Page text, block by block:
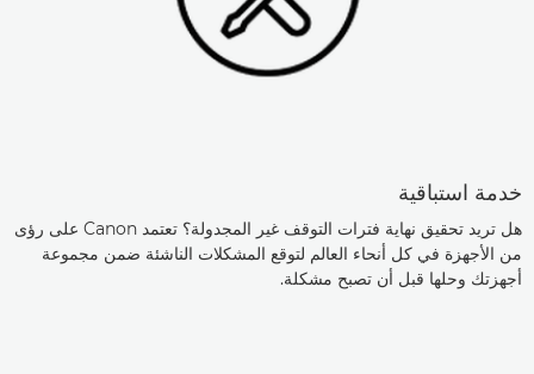
خدمة استباقية
هل تريد تحقيق نهاية فترات التوقف غير المجدولة؟ تعتمد Canon على رؤى
من الأجهزة في كل أنحاء العالم لتوقع المشكلات الناشئة ضمن مجموعة
أجهزتك وحلها قبل أن تصبح مشكلة.